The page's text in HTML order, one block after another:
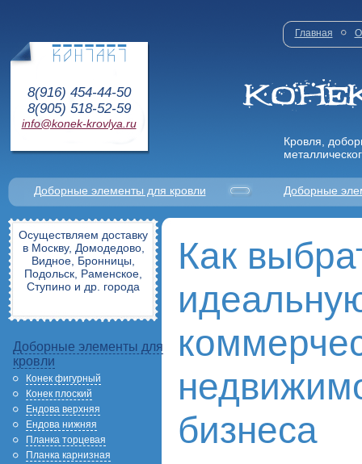
8(916) 454-44-50
8(905) 518-52-59
info@konek-krovlya.ru
Главная О
Кровля,
Доборные элементы для кровли Доборные
Осуществляем доставку
в Москву, Домодедово,
Видное, Бронницы,
Подольск, Раменское,
Ступино и др. города
Доборные элементы для
кровли
Конек фигурный
Конек плоский
Ендова верхняя
Ендова нижняя
Планка торцевая
Планка карнизная
Как
бизнеса